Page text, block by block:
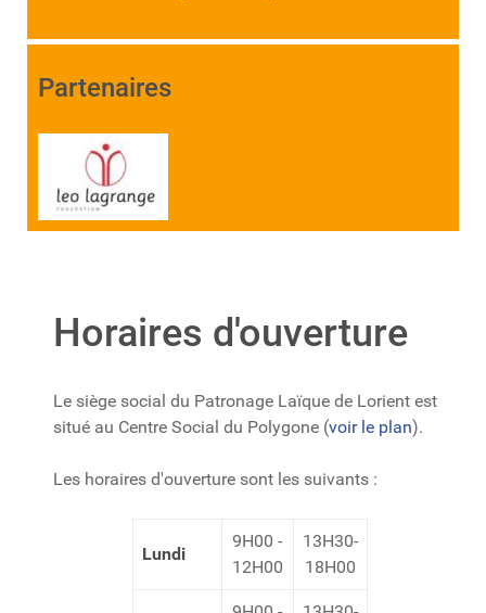
Partenaires
Horaires d'ouverture
Le siège social du Patronage Laïque de Lorient est
situé au Centre Social du Polygone (voir le plan).
Les horaires d'ouverture sont les suivants :
Lundi
9H00 -
12H00
13H30-
18H00